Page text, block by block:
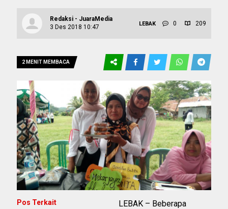
Redaksi - JuaraMedia
3 Des 2018 10:47
LEBAK 0 209
2 MENIT MEMBACA
LEBAK – Beberapa
Pos Terkait